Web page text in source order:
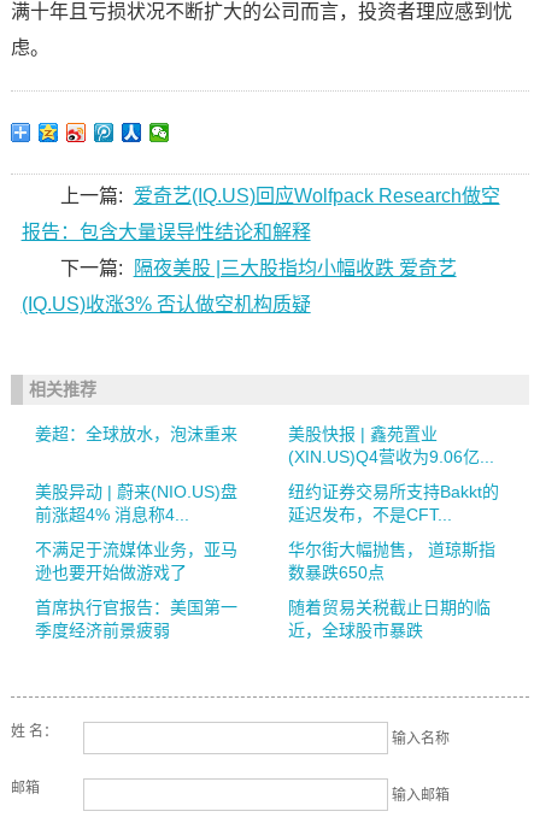
满十年且亏损状况不断扩大的公司而言，投资者理应感到忧
虑。
上一篇:
爱奇艺(IQ.US)回应Wolfpack Research做空
报告：包含大量误导性结论和解释
下一篇:
隔夜美股 |三大股指均小幅收跌 爱奇艺
(IQ.US)收涨3% 否认做空机构质疑
相关推荐
姜超：全球放水，泡沫重来
美股快报 | 鑫苑置业
(XIN.US)Q4营收为9.06亿...
美股异动 | 蔚来(NIO.US)盘
前涨超4% 消息称4...
纽约证券交易所支持Bakkt的
延迟发布，不是CFT...
不满足于流媒体业务，亚马
逊也要开始做游戏了
华尔街大幅抛售， 道琼斯指
数暴跌650点
首席执行官报告：美国第一
季度经济前景疲弱
随着贸易关税截止日期的临
近，全球股市暴跌
姓 名： 输入名称
邮箱 输入邮箱